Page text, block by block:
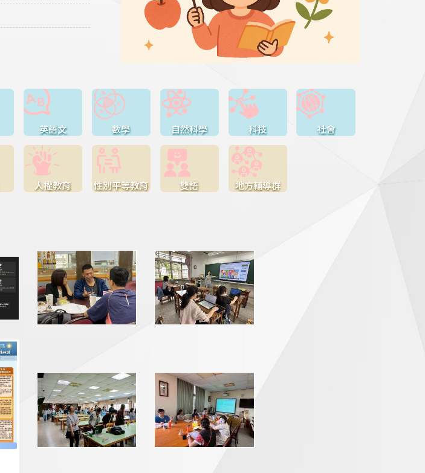
英語文 數學 自然科學 科技 社會
人權教育 性別平等教育 雙語 地方輔導群